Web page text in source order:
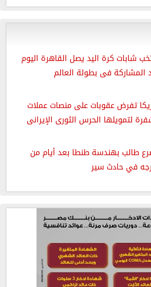
شابات كرة اليد يصل القاهرة اليوم
المشاركة فى بطولة العالم
تفرض عقوبات على منصات عملات
لتمويلها الحرس الثورى الإيرانى
طالب بهندسة طنطا بعد أيام من
في حادث سير